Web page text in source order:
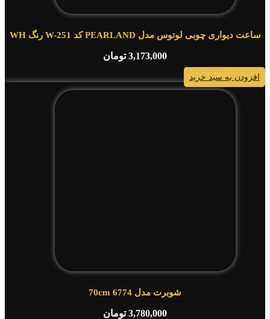
ساعت دیواری چوبی لوتوس مدل PEARLAND کد W-251 رنگ WH
3,173,000 تومان
افزودن به سبد خرید
شوبرت مدل 6774 70cm
3,780,000 تومان